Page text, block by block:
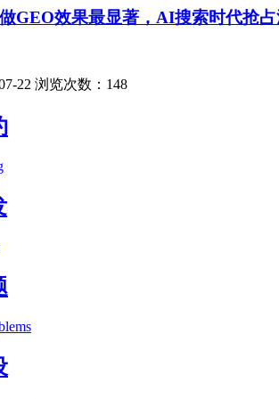
GEO效果最显著，AI搜索时代抢
22 浏览次数：148